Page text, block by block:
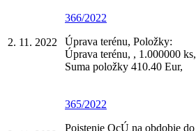
2. 11. 2022
366/2022
Úprava terénu, Položky:
Úprava terénu, , 1.000000 ks,
Suma položky 410.40 Eur,
365/2022
Poistenie OcÚ na obdobie do